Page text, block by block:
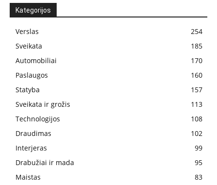
Kategorijos
Verslas
254
Sveikata
185
Automobiliai
170
Paslaugos
160
Statyba
157
Sveikata ir grožis
113
Technologijos
108
Draudimas
102
Interjeras
99
Drabužiai ir mada
95
Maistas
83